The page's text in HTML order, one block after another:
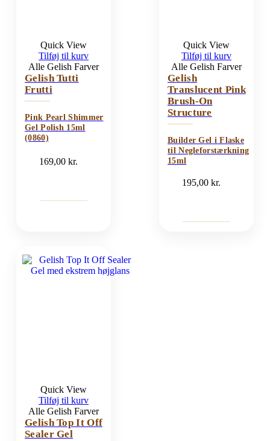
Quick View
Tilføj til kurv
Alle Gelish Farver
Gelish Tutti
Frutti
Pink Pearl Shimmer
Gel Polish 15ml
(0860)
169,00kr.
Quick View
Tilføj til kurv
Alle Gelish Farver
Gelish
Translucent Pink
Brush-On
Structure
Builder Gel i Flaske
til Negleforstærkning
15ml
195,00kr.
Quick View
Tilføj til kurv
Alle Gelish Farver
Gelish Top It Off
Sealer Gel